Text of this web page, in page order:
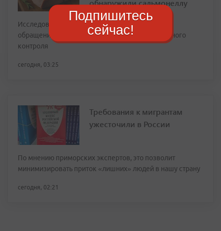
обнаружили сальмонеллу
Исследования свиного окорока проведены по
обращению заказчика в рамках производственного
контроля
сегодня, 03:25
Требования к мигрантам
ужесточили в России
По мнению приморских экспертов, это позволит
минимизировать приток «лишних» людей в нашу страну
сегодня, 02:21
Подпишитесь
сейчас!